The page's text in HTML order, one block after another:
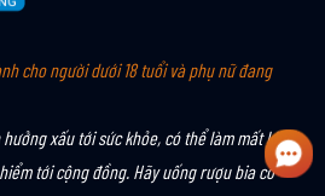
cho người dưới 18 tuổi và phụ nữ đang
xấu tới sức khỏe, có thể làm mất khả
tới cộng đồng. Hãy uống rượu bia có